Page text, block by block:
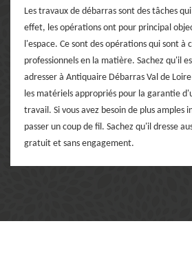
Les travaux de débarras sont des tâches
effet, les opérations ont pour principal
l'espace. Ce sont des opérations qui sont à
professionnels en la matière. Sachez qu'il
adresser à Antiquaire Débarras Val de
les matériels appropriés pour la garantie
travail. Si vous avez besoin de plus amples
passer un coup de fil. Sachez qu'il dresse
gratuit et sans engagement.